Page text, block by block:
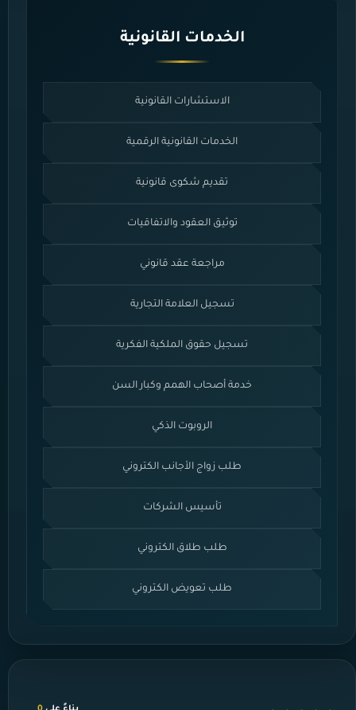
الخدمات القانونية
الاستشارات القانونية
الخدمات القانونية الرقمية
تقديم شكوى قانونية
توثيق العقود والاتفاقيات
مراجعة عقد قانوني
تسجيل العلامة التجارية
تسجيل حقوق الملكية الفكرية
خدمة أصحاب الهمم وكبار السن
الروبوت الذكي
طلب زواج الأجانب الكتروني
تأسيس الشركات
طلب طلاق الكتروني
طلب تعويض الكتروني